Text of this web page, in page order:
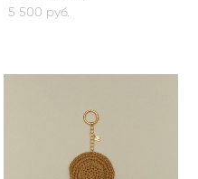
5 500 pуб.